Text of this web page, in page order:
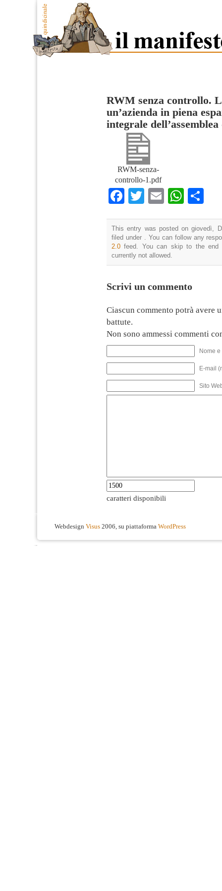
RWM senza controllo.
un’azienda in piena
integrale
RWM-senza-
controllo-1.pdf
Facebook
TwitterEmail
This entry was posted on giovedì,
filed under . You can follow any
2.0 feed. You can skip to the end
currently not allowed.
Scrivi un commento
Ciascun commento potrà avere
battute.
Non sono ammessi commenti
Nome
E-mail
Sito
caratteri disponibili
Webdesign Visus 2006, su piattaforma WordPress